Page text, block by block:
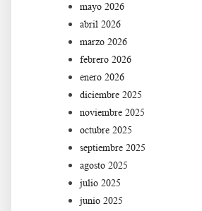
mayo 2026
abril 2026
marzo 2026
febrero 2026
enero 2026
diciembre 2025
noviembre 2025
octubre 2025
septiembre 2025
agosto 2025
julio 2025
junio 2025